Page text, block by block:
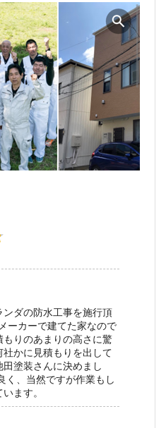
ダの防水工事を施行頂
ーカーで建てた家なので
りのあまりの高さに驚
かに見積もりを出して
塗装さんに決めまし
く、当然ですが作業もし
ます。